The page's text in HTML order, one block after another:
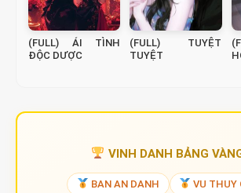
(FULL) ÁI TÌNH
ĐỘC DƯỢC
(FULL) TUYỆT
TUYỆT
VINH DANH BẢNG
BAN AN DANH
VU THUY